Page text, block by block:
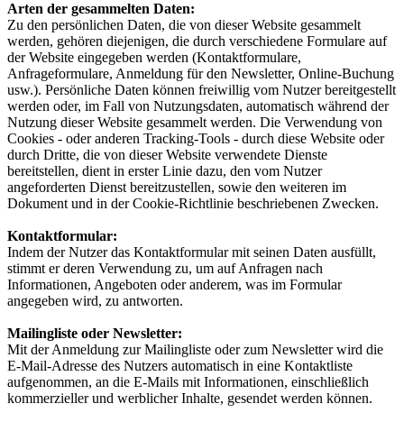
Arten der gesammelten Daten:
Zu den persönlichen Daten, die von dieser Website gesammelt
werden, gehören diejenigen, die durch verschiedene Formulare auf
der Website eingegeben werden (Kontaktformulare,
Anfrageformulare, Anmeldung für den Newsletter, Online-Buchung
usw.). Persönliche Daten können freiwillig vom Nutzer bereitgestellt
werden oder, im Fall von Nutzungsdaten, automatisch während der
Nutzung dieser Website gesammelt werden. Die Verwendung von
Cookies - oder anderen Tracking-Tools - durch diese Website oder
durch Dritte, die von dieser Website verwendete Dienste
bereitstellen, dient in erster Linie dazu, den vom Nutzer
angeforderten Dienst bereitzustellen, sowie den weiteren im
Dokument und in der Cookie-Richtlinie beschriebenen Zwecken.
Kontaktformular:
Indem der Nutzer das Kontaktformular mit seinen Daten ausfüllt,
stimmt er deren Verwendung zu, um auf Anfragen nach
Informationen, Angeboten oder anderem, was im Formular
angegeben wird, zu antworten.
Mailingliste oder Newsletter:
Mit der Anmeldung zur Mailingliste oder zum Newsletter wird die
E-Mail-Adresse des Nutzers automatisch in eine Kontaktliste
aufgenommen, an die E-Mails mit Informationen, einschließlich
kommerzieller und werblicher Inhalte, gesendet werden können.